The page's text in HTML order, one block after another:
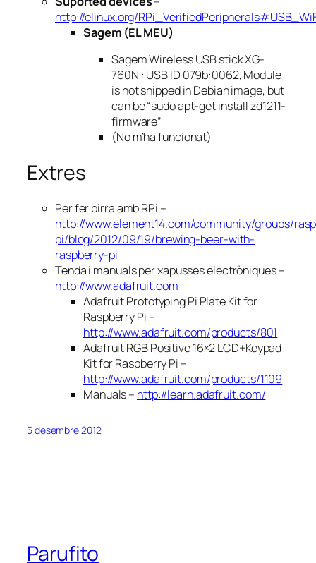
http://elinux.org/
Sagem (EL MEU)
Sagem Wireless USB stick XG-
760N : USB ID 079b:0062, Module
is not shipped in Debian image, but
can be “sudo apt-get install zd1211-
firmware”
(No m’ha funcionat)
Extres
Per fer birra amb RPi –
http://www.element14.com/community/groups/
pi/blog/2012/09/19/brewing-beer-with-
raspberry-pi
Tenda i manuals per xapusses electròniques –
http://www.adafruit.com
Adafruit Prototyping Pi Plate Kit for
Raspberry Pi –
http://www.adafruit.com/products/801
Adafruit RGB Positive 16×2 LCD+Keypad
Kit for Raspberry Pi –
http://www.adafruit.com/products/1109
Manuals – http://learn.adafruit.com/
5 desembre 2012
Parufito